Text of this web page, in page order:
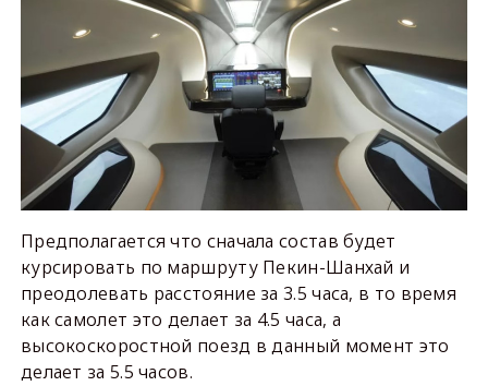
Предполагается что сначала состав будет
курсировать по маршруту Пекин-Шанхай и
преодолевать расстояние за 3.5 часа, в то время
как самолет это делает за 4.5 часа, а
высокоскоростной поезд в данный момент это
делает за 5.5 часов.